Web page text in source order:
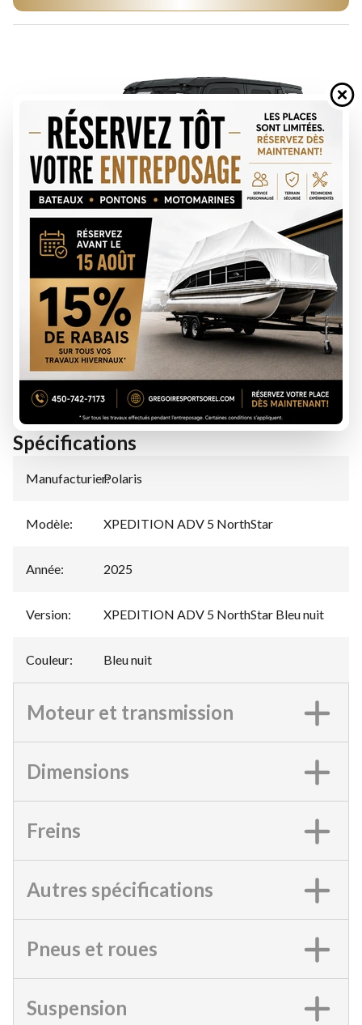
DEMANDE DE FINANCEMENT
ÉVALUATION DE VOTRE ÉCHANGE
Spécifications
Manufacturier:
Polaris
Modèle: XPEDITION ADV 5 NorthStar
Année: 2025
Version: XPEDITION ADV 5 NorthStar Bleu nuit
Couleur: Bleu nuit
Moteur et transmission
Dimensions
Freins
Autres spécifications
Pneus et roues
Suspension